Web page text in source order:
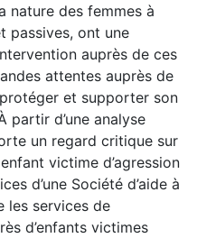
nature des femmes à
passives, ont une
auprès de ces
attentes auprès de
et supporter son
partir d’une analyse
un regard critique sur
enfant victime d’agression
d’une Société d’aide à
les services de
d’enfants victimes